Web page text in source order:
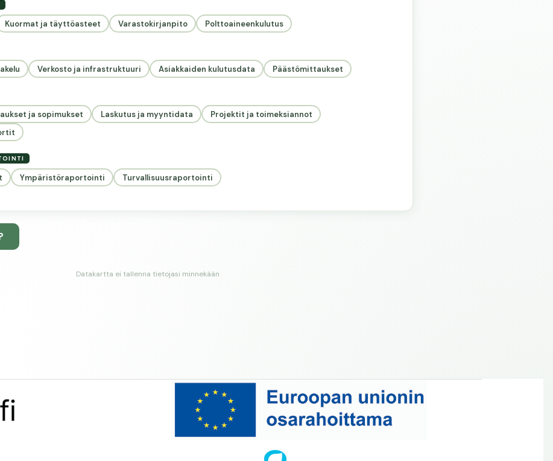
Kuormat ja täyttöasteet Varastokirjanpito Polttoaineenkulutus
Verkosto ja infrastruktuuri Asiakkaiden kulutusdata Päästömittaukset
ja sopimukset Laskutus ja myyntidata
Projektit ja toimeksiannot
Ympäristöraportointi Turvallisuusraportointi
Datakartta ei tallenna tietojasi minnekään